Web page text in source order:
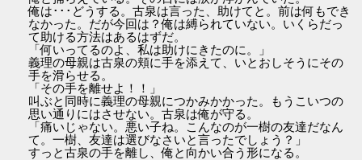
俺は･･･どうする。古泉は言った、助けてと。前は何もでき
なかった。だが今回は？俺は縛られていない。いくらだっ
て助ける方法はあるはずだ。
「何いってるのよ、私は助けにきたのに。」
義理の母親は古泉の頬に手を添えて、いとおしそうにその
手を滑らせる。
「その手を離せよ！！」
叫ぶと同時に義理の母親につかみかかった。もうこいつの
思い通りにはさせない。古泉は俺が守る。
「痛いじゃない。悪い子ね。こんなのが一樹の友達だなん
て。一樹、友達は選びなさいと言ったでしょう？」
すっと古泉の手を離し、俺と向かい合う形になる。